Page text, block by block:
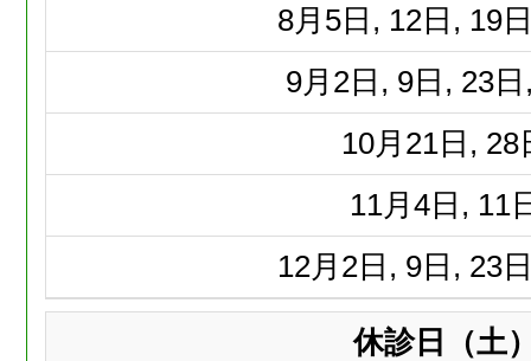
8月 5日, 12日, 19
9月 2日, 9日, 23
10月 21日, 28
11月 4日, 11
12月 2日, 9日, 23
休診日（土